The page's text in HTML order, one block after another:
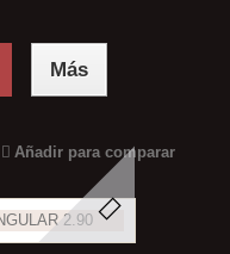
Más
Añadir para comparar